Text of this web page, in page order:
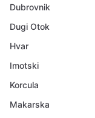
Dubrovnik
Dugi Otok
Hvar
Imotski
Korcula
Makarska